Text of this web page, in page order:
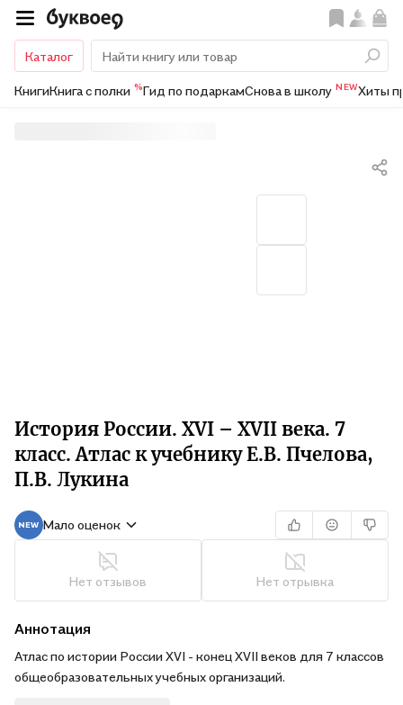
Каталог
КнигиКнига с полки %Гид по подаркамСнова в школу NEWХиты
История России. XVI – XVII века. 7
класс. Атлас к учебнику Е.В. Пчелова,
П.В. Лукина
Мало оценок
Нет отзывов Нет отрывка
Аннотация
Атлас по истории России XVI - конец XVII веков для 7 классов
общеобразовательных учебных организаций.